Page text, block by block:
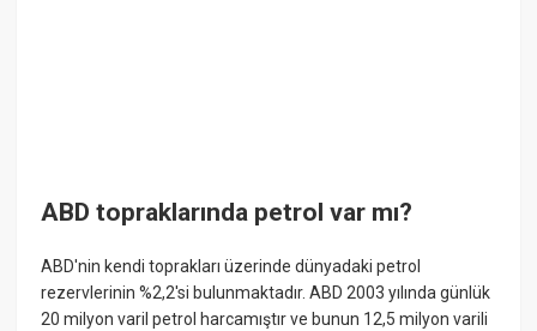
ABD topraklarında petrol var mı?
ABD'nin kendi toprakları üzerinde dünyadaki petrol
rezervlerinin %2,2'si bulunmaktadır. ABD 2003 yılında günlük
20 milyon varil petrol harcamıştır ve bunun 12,5 milyon varili